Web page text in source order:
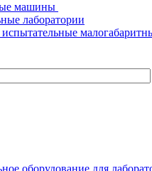
машины
лаборатории
оборудование для